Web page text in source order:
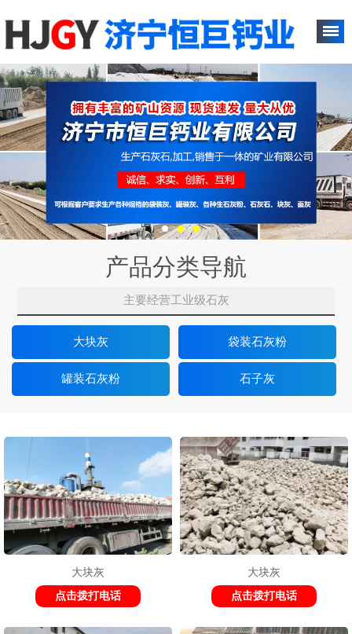
产品分类导航
主要经营工业级石灰
大块灰 袋装石灰粉
罐装石灰粉 石子灰
大块灰
点击拨打电话
大块灰
点击拨打电话